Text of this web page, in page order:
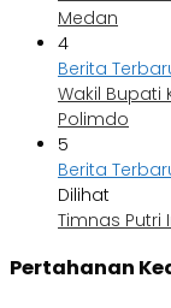
Medan
4
Berita
Wakil
Polimdo
5
Berita
Dilihat
Timnas Putri
Pertahanan